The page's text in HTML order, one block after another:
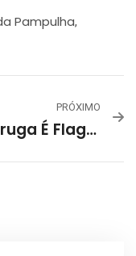
Pampulha,
PRÓXIMO
Tartaruga É Flagrada Boiando Sobre Calçado Na Lagoa Da Pampulha